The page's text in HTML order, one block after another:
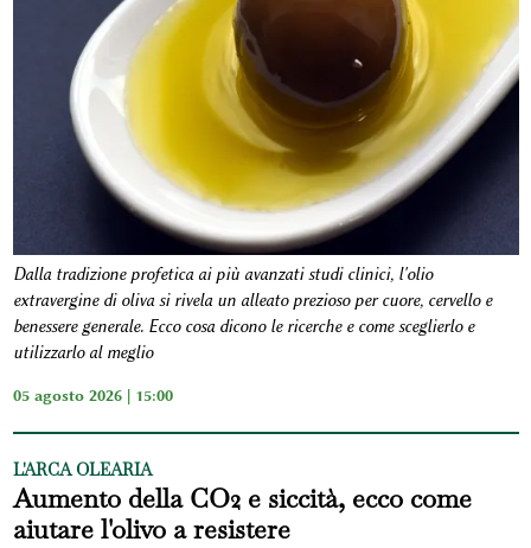
Dalla tradizione profetica ai più avanzati studi clinici, l'olio
extravergine di oliva si rivela un alleato prezioso per cuore, cervello e
benessere generale. Ecco cosa dicono le ricerche e come sceglierlo e
utilizzarlo al meglio
05 agosto 2026 | 15:00
L'ARCA OLEARIA
Aumento della CO2 e siccità, ecco come
aiutare l'olivo a resistere